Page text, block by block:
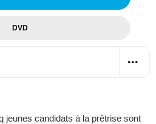
DVD
jeunes candidats à la prêtrise sont